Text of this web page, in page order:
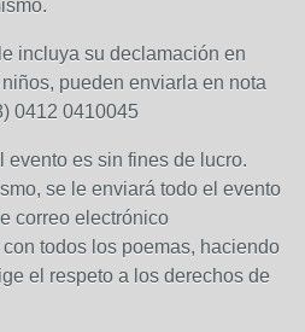
incluya su declamación en
pueden enviarla en nota
0412 0410045
evento es sin fines de lucro.
se le enviará todo el evento
correo electrónico
todos los poemas, haciendo
el respeto a los derechos de